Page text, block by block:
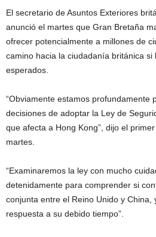
El secretario de Asuntos Exteriores
anunció el martes que Gran Bretaña
ofrecer potencialmente a millones de
camino hacia la ciudadanía británica
esperados.
“Obviamente estamos profundamente
decisiones de adoptar la Ley de
que afecta a Hong Kong”, dijo el
martes.
“Examinaremos la ley con mucho
detenidamente para comprender si
conjunta entre el Reino Unido y
respuesta a su debido tiempo”.